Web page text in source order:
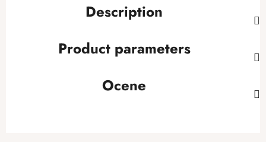
Description
Product parameters
Ocene